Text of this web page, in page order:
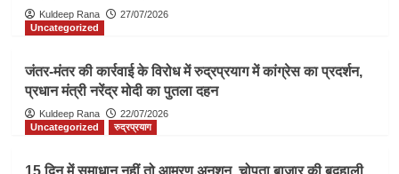
Kuldeep Rana
27/07/2026
Uncategorized
जंतर-मंतर की कार्रवाई के विरोध में रुद्रप्रयाग में कांग्रेस का प्रदर्शन,
प्रधान मंत्री नरेंद्र मोदी का पुतला दहन
Kuldeep Rana
22/07/2026
Uncategorized
रुद्रप्रयाग
15 दिन में समाधान नहीं तो आमरण अनशन, चोपता बाजार की बदहाली